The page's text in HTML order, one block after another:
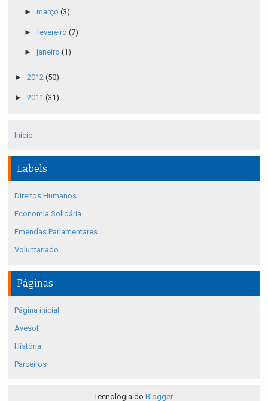
► março (3)
► fevereiro (7)
► janeiro (1)
► 2012 (50)
► 2011 (31)
Início
Labels
Direitos Humanos
Economia Solidária
Emendas Parlamentares
Voluntariado
Páginas
Página inicial
Avesol
História
Parceiros
Tecnologia do Blogger.